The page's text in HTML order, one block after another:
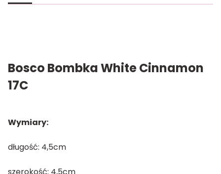
Bosco Bombka White Cinnamon
17C
Wymiary:
długość: 4,5cm
szerokość: 4,5cm